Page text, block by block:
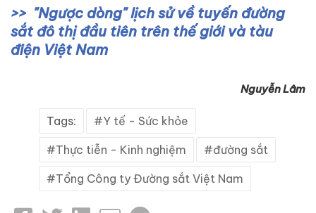
"Ngược dòng" lịch sử về tuyến đường
sắt đô thị đầu tiên trên thế giới và tàu
điện Việt Nam
Nguyễn Lâm
Tags: Y tế - Sức khỏe
Thực tiễn - Kinh nghiệm đường sắt
Tổng Công ty Đường sắt Việt Nam